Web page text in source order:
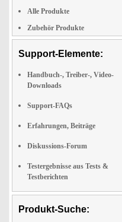
Alle Produkte
Zubehör Produkte
Support-Elemente:
Handbuch-, Treiber-, Video-
Downloads
Support-FAQs
Erfahrungen, Beiträge
Diskussions-Forum
Testergebnisse aus Tests &
Testberichten
Produkt-Suche: